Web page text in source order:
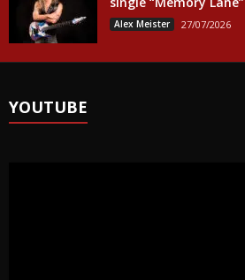
Alex Meister 27/07/2026
YOUTUBE